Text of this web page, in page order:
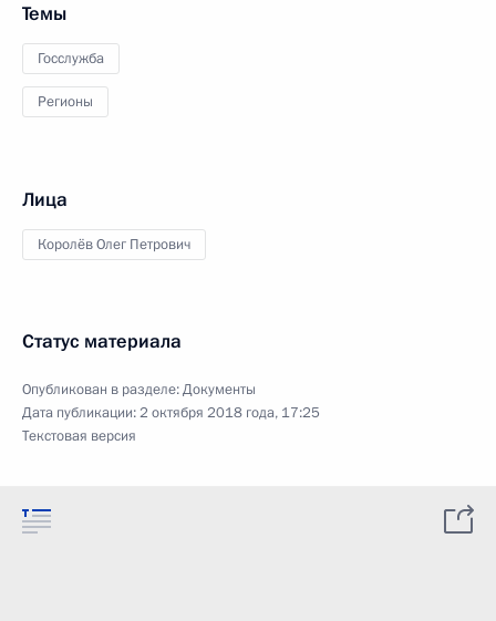
Темы
Госслужба
Регионы
Лица
Королёв Олег Петрович
Статус материала
Опубликован в разделе:Документы
Дата публикации:2 октября 2018 года, 17:25
Текстовая версия